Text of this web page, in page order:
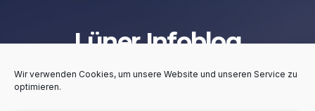
Wir verwenden Cookies, um unsere Website und unseren Service zu
optimieren.
Lüner Infoblog